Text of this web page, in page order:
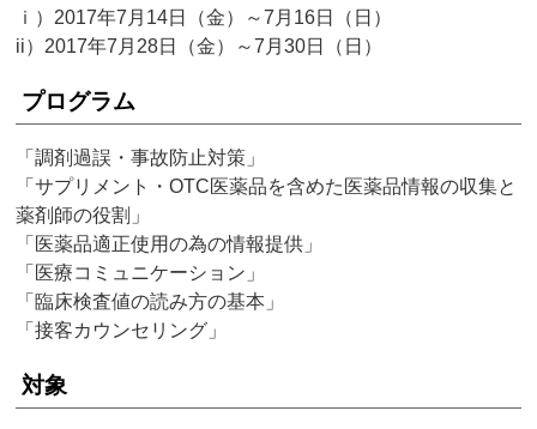
ｉ）2017年7月14日（金）～7月16日（日）
ii）2017年7月28日（金）～7月30日（日）
プログラム
「調剤過誤・事故防止対策」
「サプリメント・OTC医薬品を含めた医薬品情報の収集と
薬剤師の役割」
「医薬品適正使用の為の情報提供」
「医療コミュニケーション」
「臨床検査値の読み方の基本」
「接客カウンセリング」
対象